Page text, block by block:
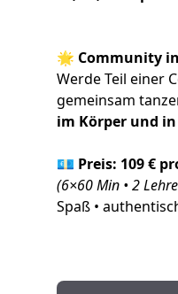
🌟 Community
Werde Teil einer
gemeinsam
im Körper und in
💶 Preis: 109 €
(6×60 Min • 2
Spaß •